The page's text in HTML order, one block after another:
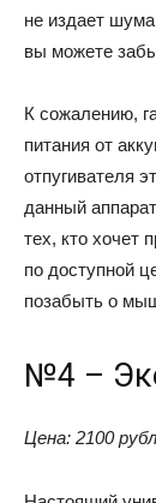
не издает
вы можете
К сожалению,
питания от
отпугивателя
данный
тех, кто хочет
по доступной
позабыть о
№4 –
Цена: 2100